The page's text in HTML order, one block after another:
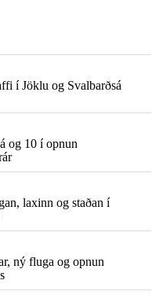
í Jöklu og Svalbarðsá
og 10 í opnun
laxinn og staðan í
ný fluga og opnun